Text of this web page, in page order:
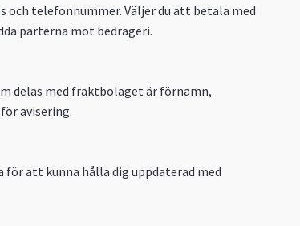
och telefonnummer. Väljer du att betala med
parterna mot bedrägeri.
delas med fraktbolaget är förnamn,
avisering.
för att kunna hålla dig uppdaterad med